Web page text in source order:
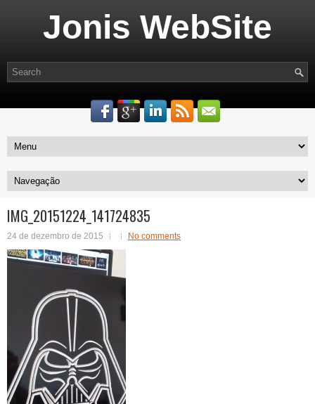
Jonis WebSite
IMG_20151224_141724835
24 de dezembro de 2015 No comments